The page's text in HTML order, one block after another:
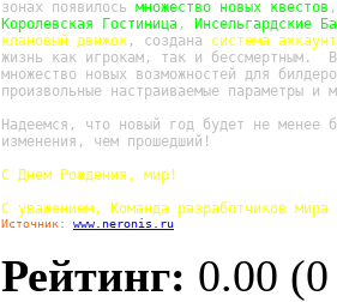
зонах появилось множество новых квестов
Королевская Гостиница ,
Инсельгардские
клановый движок , создана система
жизнь как игрокам, так и бессмертным.
множество новых возможностей для
произвольные настраиваемые параметры
Надеемся, что новый год будет не менее
изменения, чем прошедший!
С Днем Рождения, мир!
С уважением, Команда разработчиков мира
Источник: www.neronis.ru
Рейтинг: 0.00